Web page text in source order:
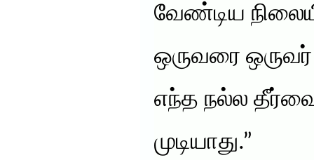
வேண்டிய
ஒருவரை ஒருவர்
எந்த நல்ல
முடியாது.”